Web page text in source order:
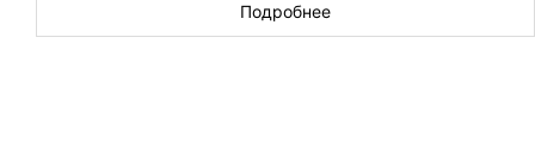
Новых торгов за сегодня: ░░░░░░
Подробнее